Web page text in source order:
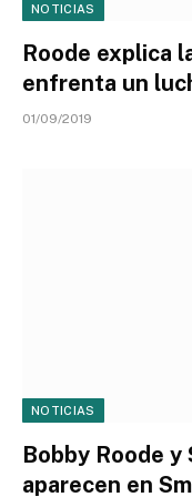
NOTICIAS
Roode explica
enfrenta un
01/09/2019
NOTICIAS
Bobby Roode
aparecen en